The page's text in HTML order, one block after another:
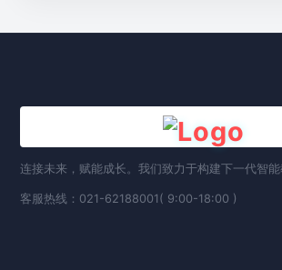
连接未来，赋能成长。我们致力于构建下一代智能
客服热线：021-62188001( 9:00-18:00 )